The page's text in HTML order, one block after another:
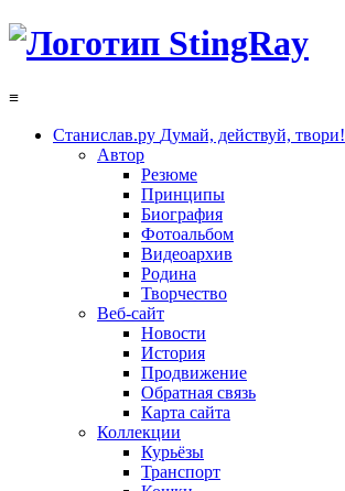
≡
Станислав.ру Думай, действуй, твори!
Автор
Резюме
Принципы
Биография
Фотоальбом
Видеоархив
Родина
Творчество
Веб-сайт
Новости
История
Продвижение
Обратная связь
Карта сайта
Коллекции
Курьёзы
Транспорт